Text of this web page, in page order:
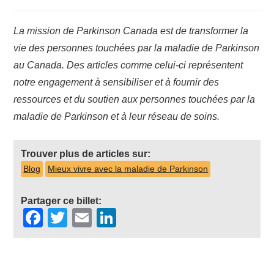
La mission de Parkinson Canada est de transformer la
vie des personnes touchées par la maladie de Parkinson
au Canada. Des articles comme celui-ci représentent
notre engagement à sensibiliser et à fournir des
ressources et du soutien aux personnes touchées par la
maladie de Parkinson et à leur réseau de soins.
Trouver plus de articles sur:
Blog Mieux vivre avec la maladie de Parkinson
Partager ce billet:
Facebook
Twitter
Email